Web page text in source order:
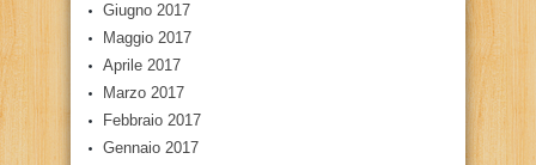
Giugno 2017
Maggio 2017
Aprile 2017
Marzo 2017
Febbraio 2017
Gennaio 2017